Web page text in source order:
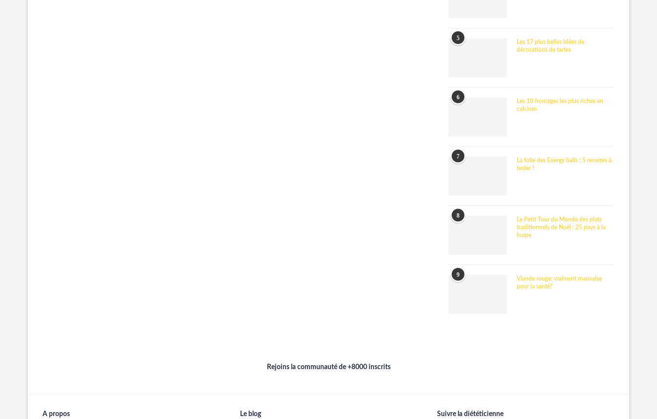
5
Les 17 plus belles idées de
décorations de tartes
6
Les 10 fromages les plus riches en
calcium
7
La folie des Energy balls : 5 recettes à
tester !
8
Le Petit Tour du Monde des plats
traditionnels de Noël : 25 pays à la
loupe
9
Viande rouge: vraiment mauvaise
pour la santé?
Rejoins la communauté de +8000 inscrits
A propos Le blog Suivre la diététicienne